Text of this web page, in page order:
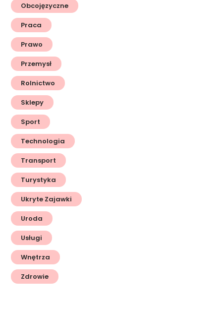
Obcojęzyczne
Praca
Prawo
Przemysł
Rolnictwo
Sklepy
Sport
Technologia
Transport
Turystyka
Ukryte Zajawki
Uroda
Usługi
Wnętrza
Zdrowie